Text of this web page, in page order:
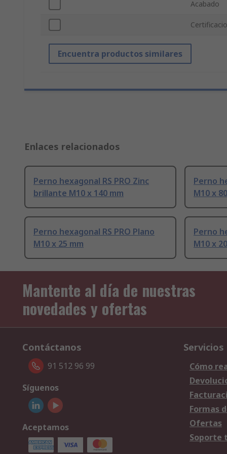
Acabado
Encuentra productos similares
Enlaces relacionados
Perno hexagonal RS PRO Zinc
brillante M10 x 140 mm
Perno
M10 x
Perno hexagonal RS PRO Plano
M10 x 25 mm
Perno
M10 x
Mantente al día de nuestras
novedades y ofertas
Contáctanos
91 512 96 99
Síguenos
Aceptamos
Servicios
Cómo
Formas
Ofertas
Soporte